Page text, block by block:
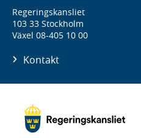
Regeringskansliet
103 33 Stockholm
Växel 08-405 10 00
Kontakt